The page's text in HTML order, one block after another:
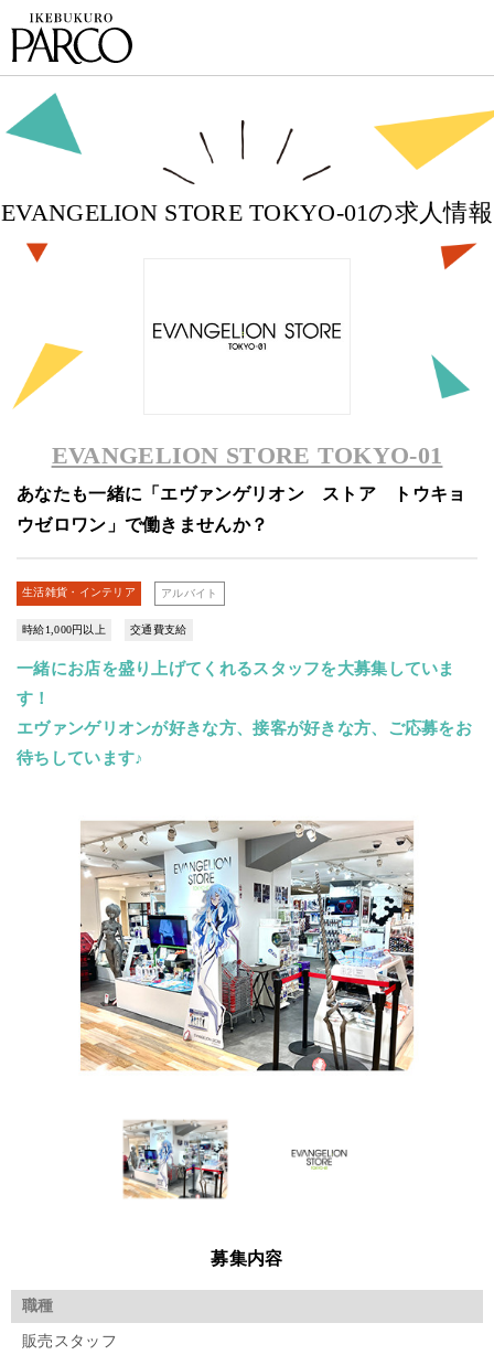
EVANGELION STORE TOKYO-01の求人情報
EVANGELION STORE TOKYO-01
あなたも一緒に「エヴァンゲリオン ストア トウキョ
ウゼロワン」で働きませんか？
生活雑貨・インテリア アルバイト
時給1,000円以上 交通費支給
一緒にお店を盛り上げてくれるスタッフを大募集していま
す！
エヴァンゲリオンが好きな方、接客が好きな方、ご応募をお
待ちしています♪
募集内容
職種
販売スタッフ